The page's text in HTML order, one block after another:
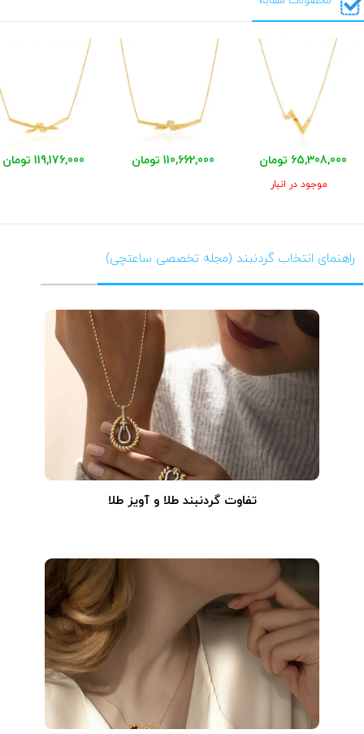
65,308,000 تومان
موجود در انبار
110,662,000 تومان 119,176,000 تومان
راهنمای انتخاب گردنبند (مجله تخصصی ساعتچی)
تفاوت گردنبند طلا و آویز طلا